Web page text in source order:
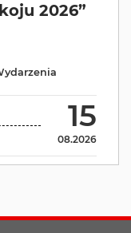
2026”
15
08.2026